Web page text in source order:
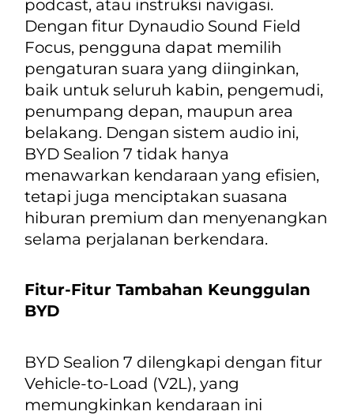
podcast, atau instruksi navigasi.
Dengan fitur Dynaudio Sound Field
Focus, pengguna dapat memilih
pengaturan suara yang diinginkan,
baik untuk seluruh kabin, pengemudi,
penumpang depan, maupun area
belakang. Dengan sistem audio ini,
BYD Sealion 7 tidak hanya
menawarkan kendaraan yang efisien,
tetapi juga menciptakan suasana
hiburan premium dan menyenangkan
selama perjalanan berkendara.
Fitur-Fitur Tambahan Keunggulan
BYD
BYD Sealion 7 dilengkapi dengan fitur
Vehicle-to-Load (V2L), yang
memungkinkan kendaraan ini